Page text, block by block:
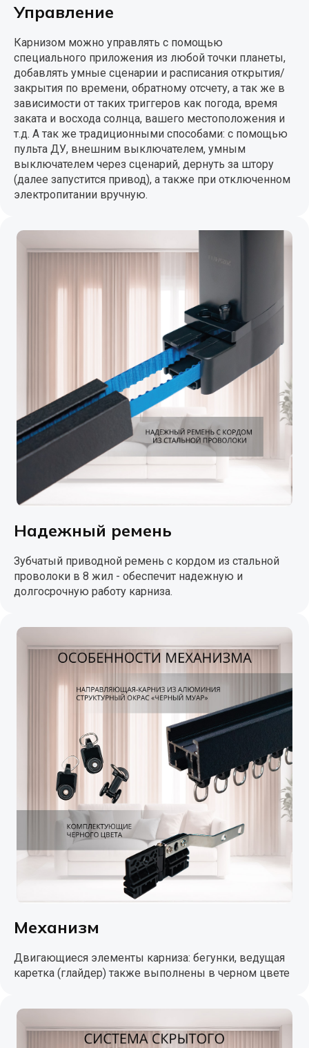
Управление
Карнизом можно управлять с помощью
специального приложения из любой точки планеты,
добавлять умные сценарии и расписания открытия/
закрытия по времени, обратному отсчету, а так же в
зависимости от таких триггеров как погода, время
заката и восхода солнца, вашего местоположения и
т.д. А так же традиционными способами: с помощью
пульта ДУ, внешним выключателем, умным
выключателем через сценарий, дернуть за штору
(далее запустится привод), а также при отключенном
электропитании вручную.
Надежный ремень
Зубчатый приводной ремень с кордом из стальной
проволоки в 8 жил - обеспечит надежную и
долгосрочную работу карниза.
Механизм
Двигающиеся элементы карниза: бегунки, ведущая
каретка (глайдер) также выполнены в черном цвете